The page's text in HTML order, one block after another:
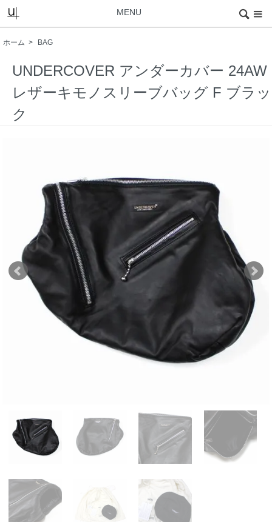
MENU
ホーム > BAG
UNDERCOVER アンダーカバー 24AW
レザーキモノスリーブバッグ F ブラッ
ク